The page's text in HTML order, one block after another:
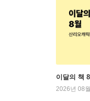
이달의 책
2026년 08